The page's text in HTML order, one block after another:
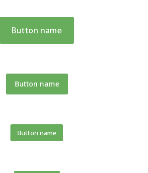
Button name
Button name
Button name